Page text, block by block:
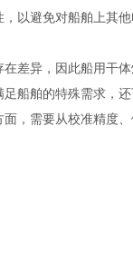
以避免对船舶上其
异，因此船用干体
船舶的特殊需求，
需要从校准精度、